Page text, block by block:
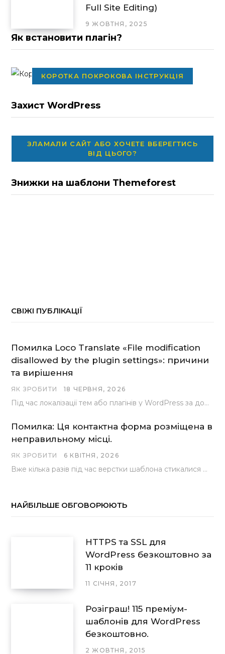
Full Site Editing)
9 ЖОВТНЯ, 2025
Як встановити плагін?
КОРОТКА ПОКРОКОВА ІНСТРУКЦІЯ
Захист WordPress
ЗЛАМАЛИ САЙТ АБО ХОЧЕТЕ ВБЕРЕГТИСЬ
ВІД ЦЬОГО?
Знижки на шаблони Themeforest
СВІЖІ ПУБЛІКАЦІЇ
Помилка Loco Translate «File modification
disallowed by the plugin settings»: причини
та вирішення
ЯК ЗРОБИТИ 18 ЧЕРВНЯ, 2026
Під час локалізації тем або плагінів у WordPress за допомогою популярного інструменту Loco Translate розробники…
Помилка: Ця контактна форма розміщена в
неправильному місці.
ЯК ЗРОБИТИ 6 КВІТНЯ, 2026
Вже кілька разів під час верстки шаблона стикалися з проблемою, коли замість контактної форми, згенерованої…
НАЙБІЛЬШЕ ОБГОВОРЮЮТЬ
HTTPS та SSL для
WordPress безкоштовно за
11 кроків
11 СІЧНЯ, 2017
Розіграш! 115 преміум-
шаблонів для WordPress
безкоштовно.
2 ЖОВТНЯ, 2015